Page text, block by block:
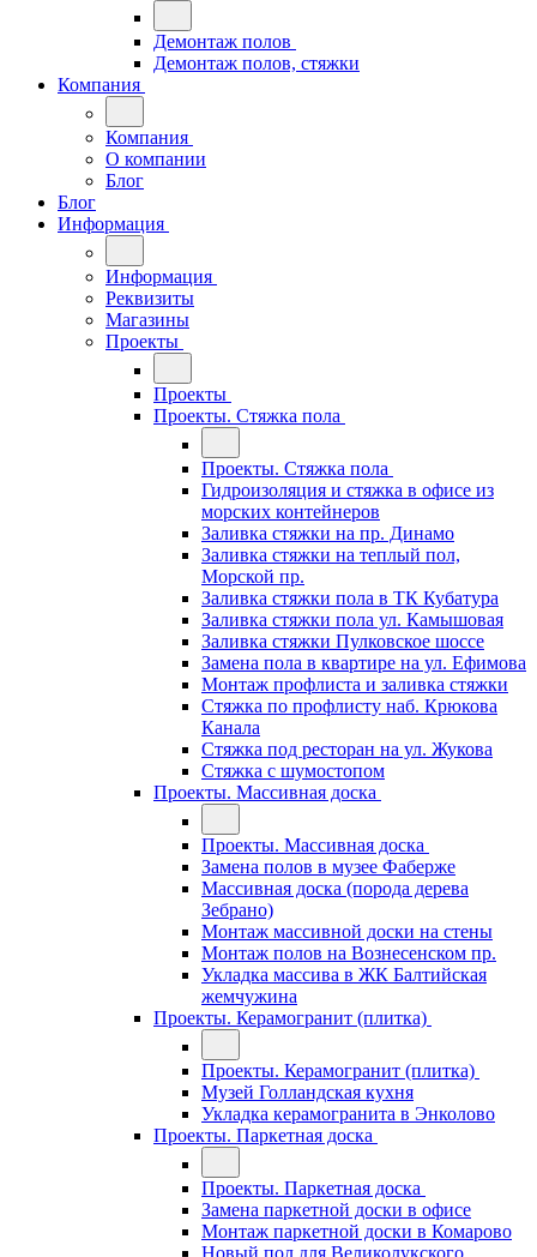
Демонтаж полов
Демонтаж полов, стяжки
Компания
Компания
О компании
Блог
Блог
Информация
Информация
Реквизиты
Магазины
Проекты
Проекты
Проекты. Стяжка пола
Проекты. Стяжка пола
Гидроизоляция и стяжка в офисе из
морских контейнеров
Заливка стяжки на пр. Динамо
Заливка стяжки на теплый пол,
Морской пр.
Заливка стяжки пола в ТК Кубатура
Заливка стяжки пола ул. Камышовая
Заливка стяжки Пулковское шоссе
Замена пола в квартире на ул. Ефимова
Монтаж профлиста и заливка стяжки
Стяжка по профлисту наб. Крюкова
Канала
Стяжка под ресторан на ул. Жукова
Стяжка с шумостопом
Проекты. Массивная доска
Проекты. Массивная доска
Замена полов в музее Фаберже
Массивная доска (порода дерева
Зебрано)
Монтаж массивной доски на стены
Монтаж полов на Вознесенском пр.
Укладка массива в ЖК Балтийская
жемчужина
Проекты. Керамогранит (плитка)
Проекты. Керамогранит (плитка)
Музей Голландская кухня
Укладка керамогранита в Энколово
Проекты. Паркетная доска
Проекты. Паркетная доска
Замена паркетной доски в офисе
Монтаж паркетной доски в Комарово
Новый пол для Великолукского